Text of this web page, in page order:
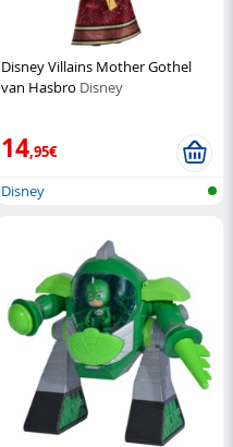
Disney Villains Mother Gothel
van Hasbro Disney
14,95€
Disney